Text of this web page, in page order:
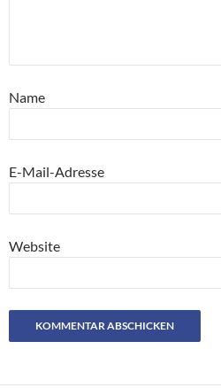
Name
E-Mail-Adresse
Website